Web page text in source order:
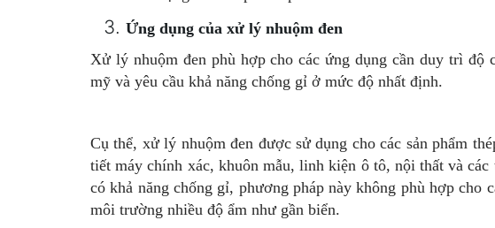
Ứng dụng của xử lý nhuộm đen
Xử lý nhuộm đen phù hợp cho các ứng dụng cần duy trì độ
mỹ và yêu cầu khả năng chống gỉ ở mức độ nhất định.